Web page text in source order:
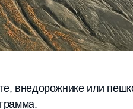
внедорожнике или